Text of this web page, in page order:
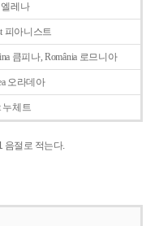
엘레나
피아니스트
큼피나, România 로므니아
오라데아
누체트
음절로 적는다.